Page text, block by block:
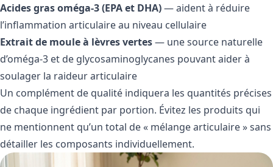
Acides gras oméga-3 (EPA et DHA)— aident à réduire
l’inflammation articulaire au niveau cellulaire
Extrait de moule à lèvres vertes— une source naturelle
d’oméga-3 et de glycosaminoglycanes pouvant aider à
soulager la raideur articulaire
Un complément de qualité indiquera les quantités précises
de chaque ingrédient par portion. Évitez les produits qui
ne mentionnent qu’un total de « mélange articulaire » sans
détailler les composants individuellement.